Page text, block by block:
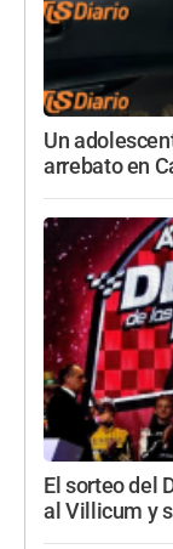
Un
arrebato en
El sorteo del
al Villicum y